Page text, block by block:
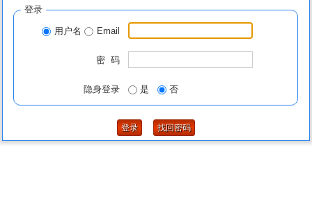
登录
用户名 Email
密 码
隐身登录 是 否